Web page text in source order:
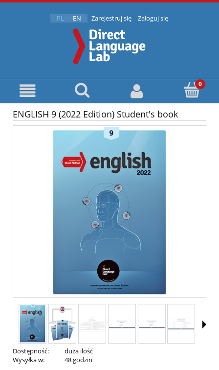
PL EN Zarejestruj się Zaloguj się
ENGLISH 9 (2022 Edition) Student's book
Dostępność:
duża ilość
Wysyłka w:
48 godzin